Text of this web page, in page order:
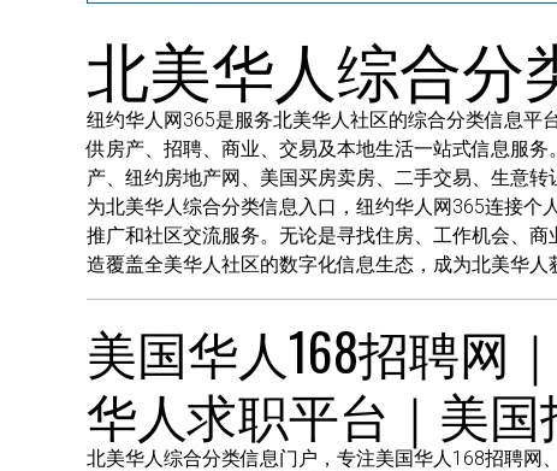
北美华人综合分
纽约华人网365是服务北美华人社区的综合分类信息
供房产、招聘、商业、交易及本地生活一站式信息服
产、纽约房地产网、美国买房卖房、二手交易、生意
为北美华人综合分类信息入口，纽约华人网365连接
推广和社区交流服务。无论是寻找住房、工作机会、
造覆盖全美华人社区的数字化信息生态，成为北美华
美国华人168招聘网
华人求职平台｜美
北美华人综合分类信息门户，专注美国华人168招聘网